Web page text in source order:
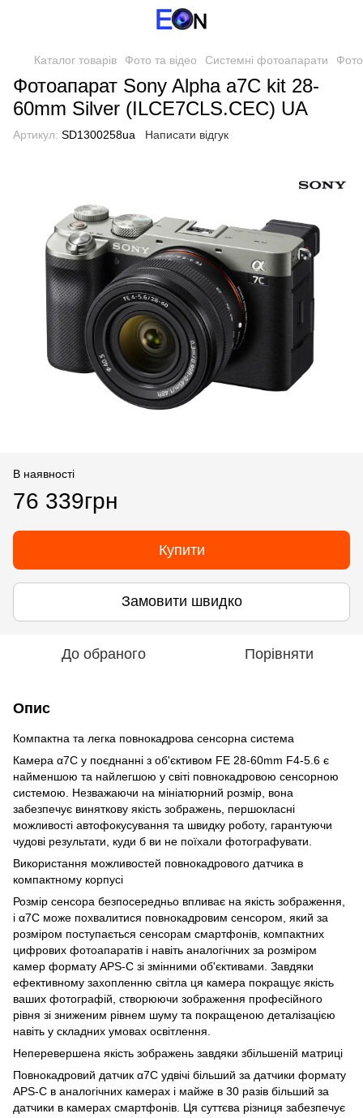
Каталог товарів Фото та відео Системні фотоапарати
Фотоапарат Sony Alpha a7C kit 28-
60mm Silver (ILCE7CLS.CEC) UA
Артикул: SD1300258ua Написати відгук
В наявності
76 339грн
Купити
Замовити швидко
До обраного Порівняти
Опис
Компактна та легка повнокадрова сенсорна система
Камера α7C у поєднанні з об'єктивом FE 28-60mm F4-5.6 є
найменшою та найлегшою у світі повнокадровою сенсорною
системою. Незважаючи на мініатюрний розмір, вона
забезпечує виняткову якість зображень, першокласні
можливості автофокусування та швидку роботу, гарантуючи
чудові результати, куди б ви не поїхали фотографувати.
Використання можливостей повнокадрового датчика в
компактному корпусі
Розмір сенсора безпосередньо впливає на якість зображення,
і α7C може похвалитися повнокадровим сенсором, який за
розміром поступається сенсорам смартфонів, компактних
цифрових фотоапаратів і навіть аналогічних за розміром
камер формату APS-C зі змінними об'єктивами. Завдяки
ефективному захопленню світла ця камера покращує якість
ваших фотографій, створюючи зображення професійного
рівня зі зниженим рівнем шуму та покращеною деталізацією
навіть у складних умовах освітлення.
Неперевершена якість зображень завдяки збільшеній матриці
Повнокадровий датчик α7C удвічі більший за датчики формату
APS-C в аналогічних камерах і майже в 30 разів більший за
датчики в камерах смартфонів. Ця суттєва різниця забезпечує